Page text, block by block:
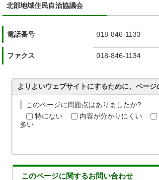
北部地域住民自治協議会
電話番号 018-846-1133
ファクス 018-846-1134
よりよいウェブサイトにするために、ページ
このページに問題点はありましたか?
特にない
内容が分かりにくい
多い
このページに関するお問い合わせ